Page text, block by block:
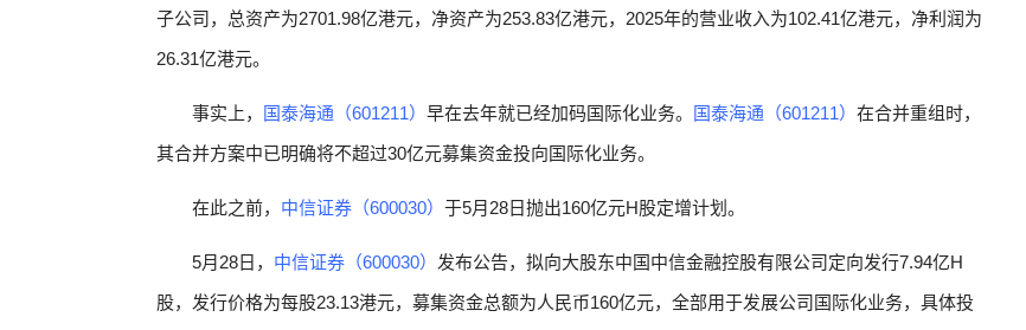
子公司，总资产为2701.98亿港元，净资产为253.83亿港元，2025年的营业收入为102.41亿港元，净利润为
26.31亿港元。
事实上， 国泰海通（601211） 早在去年就已经加码国际化业务。 国泰海通（601211） 在合并重组时，
其合并方案中已明确将不超过30亿元募集资金投向国际化业务。
在此之前， 中信证券（600030） 于5月28日抛出160亿元H股定增计划。
5月28日， 中信证券（600030） 发布公告，拟向大股东中国中信金融控股有限公司定向发行7.94亿H
股，发行价格为每股23.13港元，募集资金总额为人民币160亿元，全部用于发展公司国际化业务，具体投